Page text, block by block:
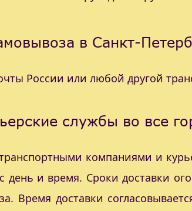
в Санкт-
России или любой другой
службы во все
компаниями и
и время. Сроки доставки
Время доставки